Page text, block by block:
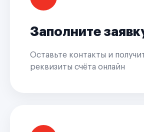
Заполните
Оставьте контакты и
реквизиты счёта онлайн